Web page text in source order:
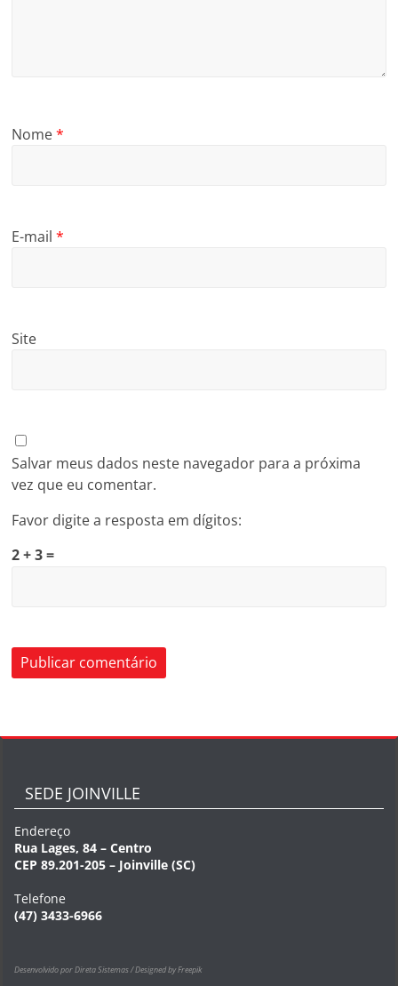
Nome*
E-mail*
Site
Salvar meus dados neste navegador para a próxima
vez que eu comentar.
Favor digite a resposta em dígitos:
2 + 3 =
SEDE JOINVILLE
Endereço
Rua Lages, 84 – Centro
CEP 89.201-205 – Joinville (SC)
Telefone
(47) 3433-6966
Desenvolvido por Direta Sistemas /Designed by Freepik